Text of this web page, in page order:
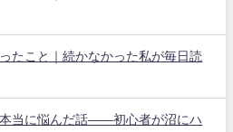
たこと｜続かなかった私が毎日読
当に悩んだ話——初心者が沼にハ